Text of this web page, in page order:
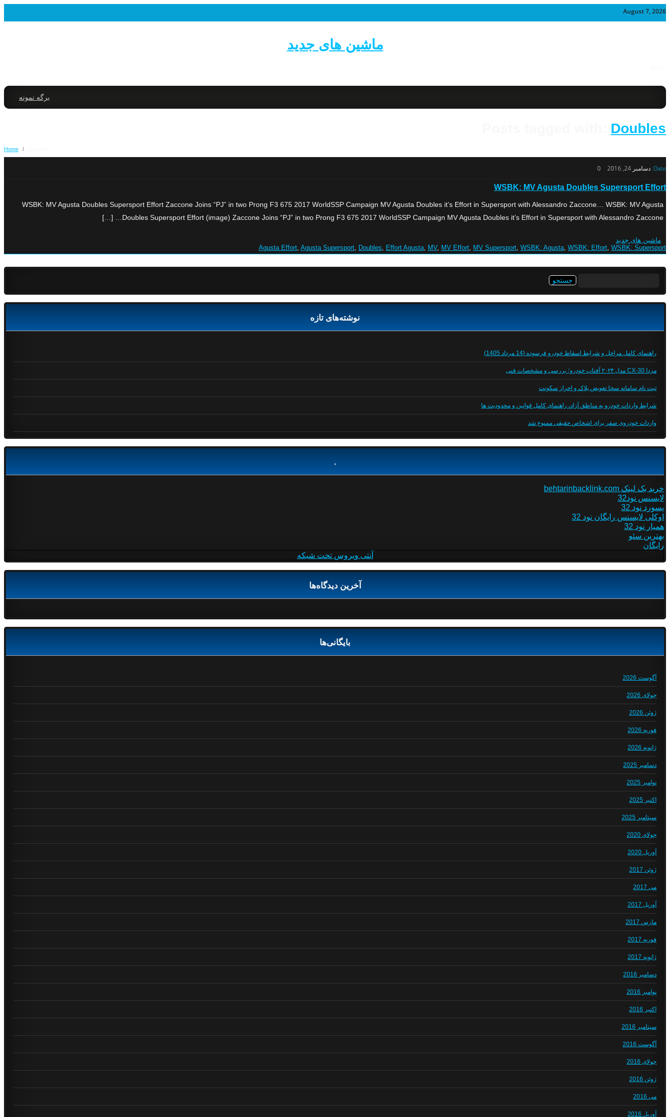
August 7, 2026
ماشین های جدید
برگه نمونه
Doubles
Home /
Date: دسامبر 24, 2016 0
WSBK: MV Agusta Doubles Supersport Effort
WSBK: MV Agusta Doubles Supersport Effort Zaccone Joins “PJ” in two Prong F3 675 2017 WorldSSP Campaign MV Agusta Doubles it’s Effort in Supersport with Alessandro Zaccone… WSBK: MV Agusta
Doubles Supersport Effort (image) Zaccone Joins “PJ” in two Prong F3 675 2017 WorldSSP Campaign MV Agusta Doubles it’s Effort in Supersport with Alessandro Zaccone… […]
ماشین های جدید
Agusta Effort, Agusta Supersport, Doubles, Effort Agusta, MV, MV Effort, MV Supersport, WSBK: Agusta, WSBK: Effort, WSBK: Supersport
نوشته‌های تازه
راهنمای کامل مراحل و شرایط اسقاط خودرو فرسوده (14 مرداد 1405)
مزدا CX-30 مدل ۲۰۲۴ آفتاب خودرو؛ بررسی و مشخصات فنی
ثبت نام سامانه سخا تعویض پلاک و احراز سکونت
شرایط واردات خودرو به مناطق آزاد، راهنمای کامل قوانین و محدودیت ها
واردات خودروی صفر برای اشخاص حقیقی ممنوع شد
.
خرید بک لینک behtarinbacklink.com
لایسنس نود32
پسورد نود 32
اوکلی لایسنس رایگان نود 32
همیار نود 32
بهترین سئو
رایگان
آنتی ویروس تحت شبکه
آخرین دیدگاه‌ها
بایگانی‌ها
آگوست 2026
جولای 2026
ژوئن 2026
فوریه 2026
ژانویه 2026
دسامبر 2025
نوامبر 2025
اکتبر 2025
سپتامبر 2025
جولای 2020
آوریل 2020
ژوئن 2017
می 2017
آوریل 2017
مارس 2017
فوریه 2017
ژانویه 2017
دسامبر 2016
نوامبر 2016
اکتبر 2016
سپتامبر 2016
آگوست 2016
جولای 2016
ژوئن 2016
می 2016
آوریل 2016